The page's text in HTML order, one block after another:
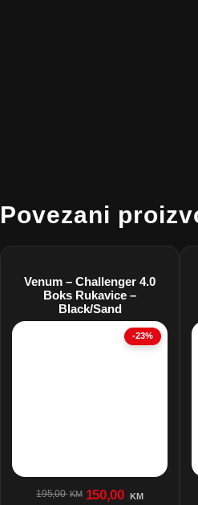
Povezani
Venum – Challenger 4.0
Boks Rukavice –
Black/Sand
-23%
195,00 KM 150,00 KM